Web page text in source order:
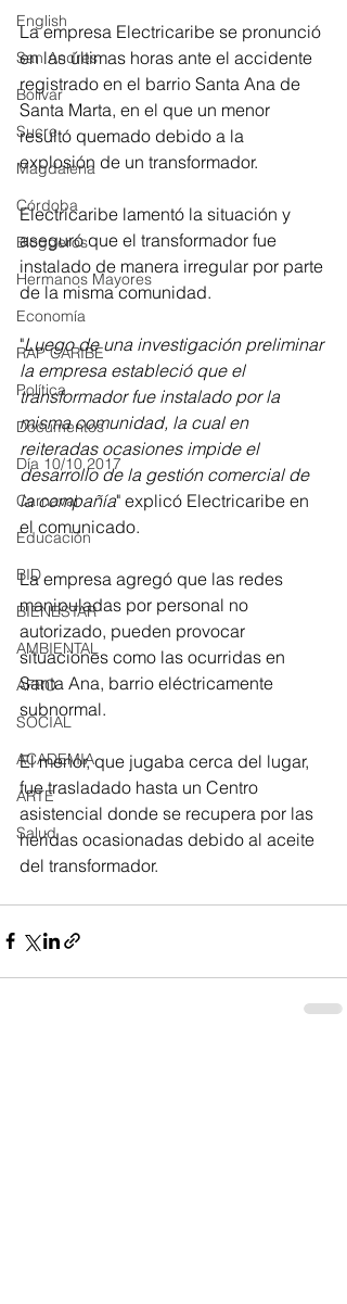
English
San Andres
Bolívar
Sucre
Magdalena
Córdoba
Bloggeros
Hermanos Mayores
Economía
RAP CARIBE
Política
Documentos
Día 10/10 2017
Carnaval
Educación
BID
BIENESTAR
AMBIENTAL
AFRO
SOCIAL
ACADEMIA
ARTE
Salud
La empresa Electricaribe se pronunció
en las últimas horas ante el accidente
registrado en el barrio Santa Ana de
Santa Marta, en el que un menor
resultó quemado debido a la
explosión de un transformador.
Electricaribe lamentó la situación y
aseguró que el transformador fue
instalado de manera irregular por parte
de la misma comunidad.
"Luego de una investigación preliminar
la empresa estableció que el
transformador fue instalado por la
misma comunidad, la cual en
reiteradas ocasiones impide el
desarrollo de la gestión comercial de
la compañía" explicó Electricaribe en
el comunicado.
La empresa agregó que las redes
manipuladas por personal no
autorizado, pueden provocar
situaciones como las ocurridas en
Santa Ana, barrio eléctricamente
subnormal.
El menor, que jugaba cerca del lugar,
fue trasladado hasta un Centro
asistencial donde se recupera por las
heridas ocasionadas debido al aceite
del transformador.